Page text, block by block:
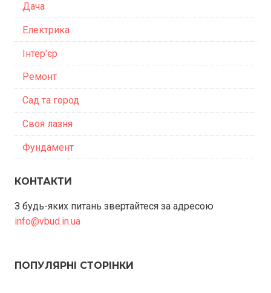
Дача
Електрика
Інтер'єр
Ремонт
Сад та город
Своя лазня
Фундамент
КОНТАКТИ
З будь-яких питань звертайтеся за адресою
info@vbud.in.ua
ПОПУЛЯРНІ СТОРІНКИ